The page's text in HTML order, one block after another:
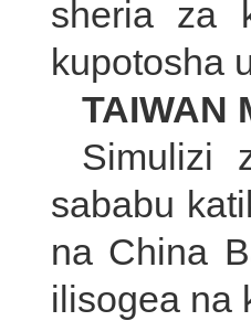
sheria za
kupotosha
TAIWAN
Simulizi
sababu
na China
ilisogea na